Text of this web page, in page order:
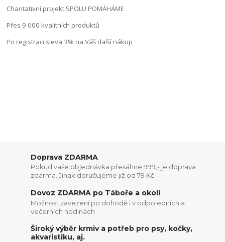
Charitativní projekt SPOLU POMÁHÁME
Přes 9 000 kvalitních produktů
Po registraci sleva 3% na Váš další nákup
Doprava ZDARMA
Pokud vaše objednávka přesáhne 999,- je doprava
zdarma. Jinak doručujeme již od 79 Kč.
Dovoz ZDARMA po Táboře a okolí
Možnost zavezení po dohodě i v odpoledních a
večerních hodinách
Široký výběr krmiv a potřeb pro psy, kočky,
akvaristiku, aj.